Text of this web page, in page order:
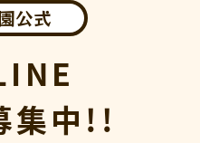
公式
集中!!